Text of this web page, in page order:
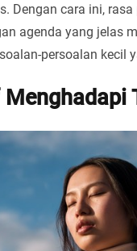
Dengan cara ini,
agenda yang jelas
persoalan kecil